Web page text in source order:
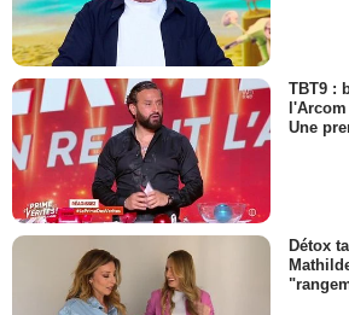
TBT9 :
Une
Détox